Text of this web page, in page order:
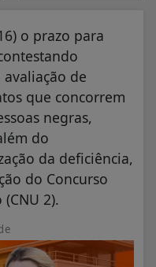
o prazo para
de
que concorrem
negras,
do
da deficiência,
do Concurso
2).